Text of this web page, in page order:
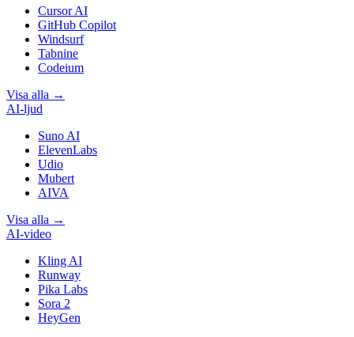
Cursor AI
GitHub Copilot
Windsurf
Tabnine
Codeium
Visa alla →
AI-ljud
Suno AI
ElevenLabs
Udio
Mubert
AIVA
Visa alla →
AI-video
Kling AI
Runway
Pika Labs
Sora 2
HeyGen